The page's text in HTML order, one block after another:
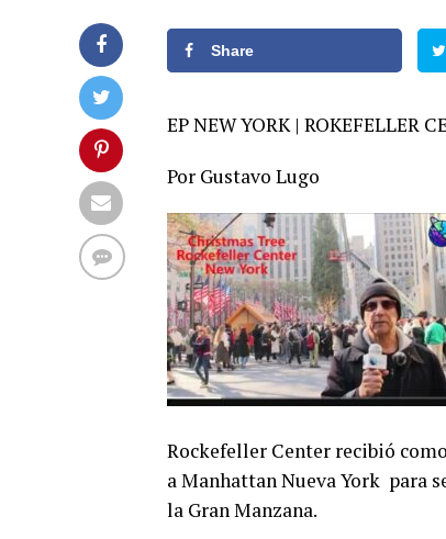
Share
EP NEW YORK | ROKEFELLER
Por Gustavo Lugo
Rockefeller Center recibió
a Manhattan Nueva York para
la Gran Manzana.